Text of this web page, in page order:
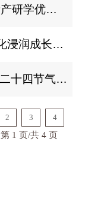
荆州博物馆研学课程 入选“文化遗产研学优秀案例”
“荆楚瑰宝 趣味讲堂”进校园 楚文化浸润成长之路
“荆楚瑰宝 趣味讲堂”微课堂系列 “二十四节气”——大寒
2 3
4
第 1 页/共 4 页